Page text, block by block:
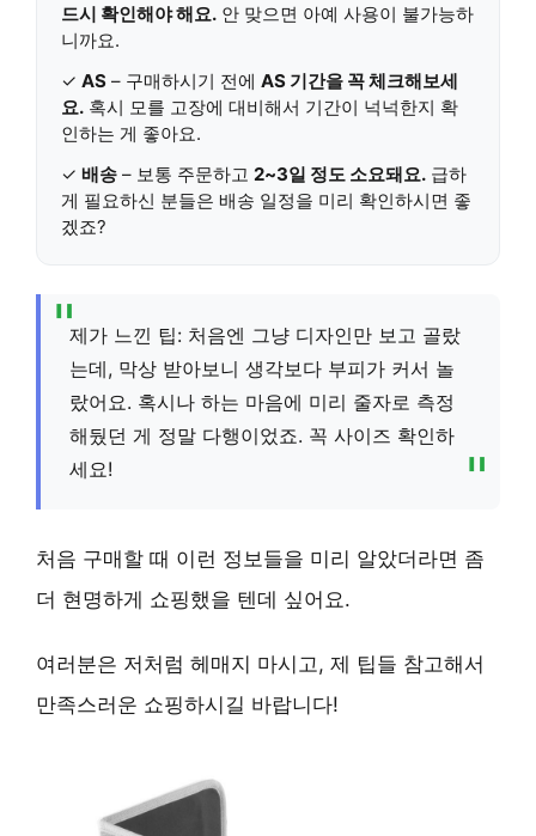
드시 확인해야 해요. 안 맞으면 아예 사용이 불가능하
니까요.
✓ AS – 구매하시기 전에 AS 기간을 꼭 체크해보세
요. 혹시 모를 고장에 대비해서 기간이 넉넉한지 확
인하는 게 좋아요.
✓ 배송 – 보통 주문하고 2~3일 정도 소요돼요. 급하
게 필요하신 분들은 배송 일정을 미리 확인하시면 좋
겠죠?
제가 느낀 팁: 처음엔 그냥 디자인만 보고 골랐
는데, 막상 받아보니 생각보다 부피가 커서 놀
랐어요. 혹시나 하는 마음에 미리 줄자로 측정
해뒀던 게 정말 다행이었죠. 꼭 사이즈 확인하
세요!
처음 구매할 때 이런 정보들을 미리 알았더라면 좀
더 현명하게 쇼핑했을 텐데 싶어요.
여러분은 저처럼 헤매지 마시고, 제 팁들 참고해서
만족스러운 쇼핑하시길 바랍니다!